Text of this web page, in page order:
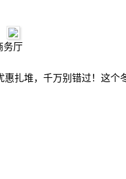
厅
堆，千万别错过！这个